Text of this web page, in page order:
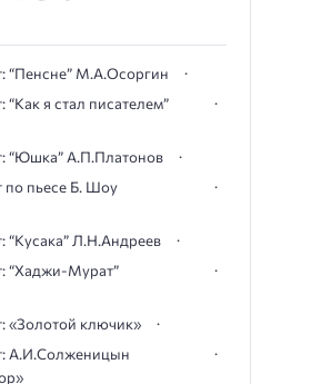
“Пенсне” М.А.Осоргин
“Как я стал писателем”
“Юшка” А.П.Платонов
по пьесе Б. Шоу
“Кусака” Л.Н.Андреев
“Хаджи-Мурат”
«Золотой ключик»
А.И.Солженицын